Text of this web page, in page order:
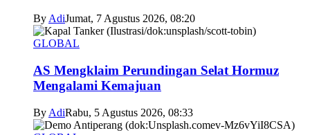
By AdiJumat, 7 Agustus 2026, 08:20
GLOBAL
AS Mengklaim Perundingan Selat Hormuz
Mengalami Kemajuan
By AdiRabu, 5 Agustus 2026, 08:33